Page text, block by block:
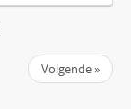
Volgende »